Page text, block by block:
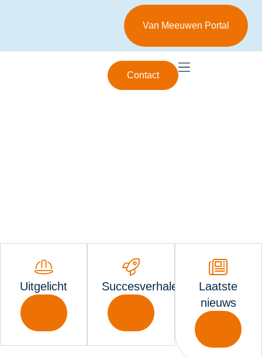
Van Meeuwen Portal
Contact
Smeren
Uitgelicht Succesverhalen
Laatste
nieuws